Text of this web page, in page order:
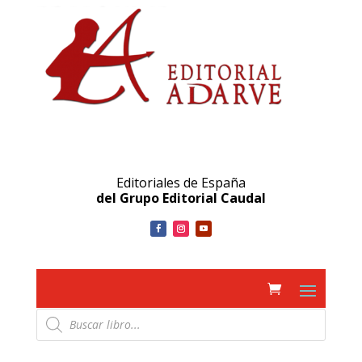
Editoriales de España
del Grupo Editorial Caudal
Búsqueda
de
productos